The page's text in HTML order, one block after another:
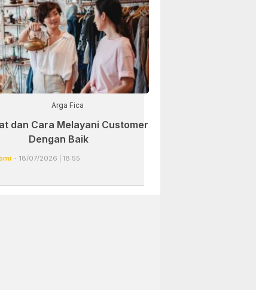
Arga Fica
dan Cara Melayani Customer
Dengan Baik
18/07/2026 | 18:55